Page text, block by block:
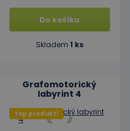
Do košíku
Skladem 1 ks
Grafomotorický
labyrint 4
Top produkt!